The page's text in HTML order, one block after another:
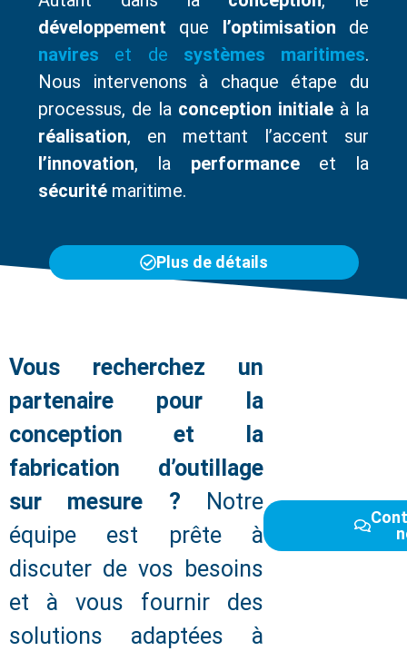
développement que l’optimisation de
navires et de systèmes maritimes.
Nous intervenons à chaque étape du
processus, de la conception initialeà la
réalisation, en mettant l’accent sur
l’innovation, la performanceet la
sécurité maritime.
Plus de détails
Vous recherchez un
partenaire pour la
conception et la
fabrication d’outillage
sur mesure ? Notre
équipe est prête à
discuter de vos besoins
et à vous fournir des
solutions adaptées à